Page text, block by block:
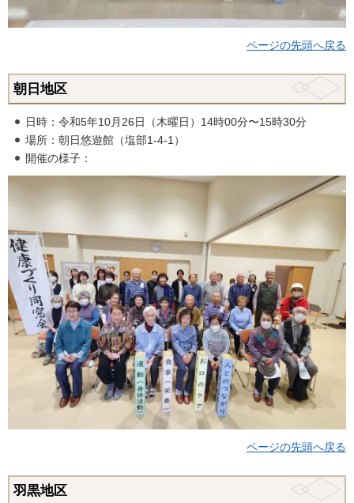
ページの先頭へ戻る
朝日地区
日時：令和5年10月26日（木曜日）14時00分〜15時30分
場所：朝日悠遊館（塩部1-4-1）
開催の様子：
ページの先頭へ戻る
羽黒地区